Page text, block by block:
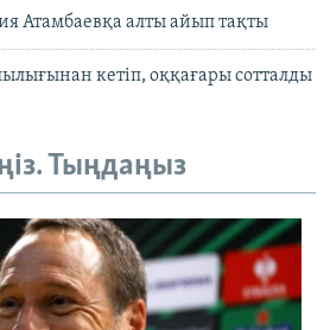
Атамбаевқа алты айып тақты
кетіп, оққағары сотталды
Тыңдаңыз